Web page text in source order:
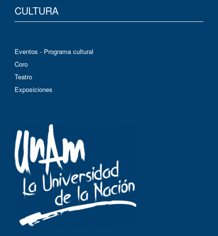
CULTURA
Eventos - Programa cultural
Coro
Teatro
Exposiciones